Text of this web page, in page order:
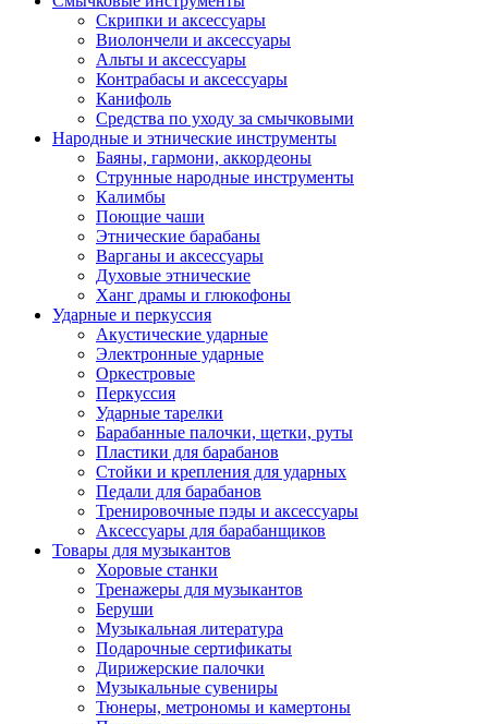
Скрипки и аксессуары
Виолончели и аксессуары
Альты и аксессуары
Контрабасы и аксессуары
Канифоль
Средства по уходу за смычковыми
Народные и этнические инструменты
Баяны, гармони, аккордеоны
Струнные народные инструменты
Калимбы
Поющие чаши
Этнические барабаны
Варганы и аксессуары
Духовые этнические
Ханг драмы и глюкофоны
Ударные и перкуссия
Акустические ударные
Электронные ударные
Оркестровые
Перкуссия
Ударные тарелки
Барабанные палочки, щетки, руты
Пластики для барабанов
Стойки и крепления для ударных
Педали для барабанов
Тренировочные пэды и аксессуары
Аксессуары для барабанщиков
Товары для музыкантов
Хоровые станки
Тренажеры для музыкантов
Беруши
Музыкальная литература
Подарочные сертификаты
Дирижерские палочки
Музыкальные сувениры
Тюнеры, метрономы и камертоны